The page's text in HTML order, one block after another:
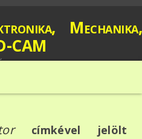
Mechanika,
CAM
MECHATRONIKA SZAKMAI
CÉLGÉP TERVEZÉS
címkével jelölt